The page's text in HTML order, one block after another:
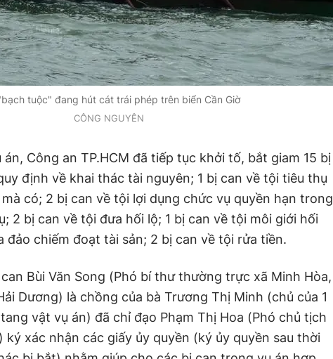
tuộc" đang hút cát trái phép trên biển Cần Giờ
CÔNG NGUYÊN
Công an TP.HCM đã tiếp tục khởi tố, bắt giam 15 bị
định về khai thác tài nguyên; 1 bị can về tội tiêu thụ
có; 2 bị can về tội lợi dụng chức vụ quyền hạn trong
2 bị can về tội đưa hối lộ; 1 bị can về tội môi giới hối
đảo chiếm đoạt tài sản; 2 bị can về tội rửa tiền.
Bùi Văn Song (Phó bí thư thường trực xã Minh Hòa,
Dương) là chồng của bà Trương Thị Minh (chủ của 1
vật vụ án) đã chỉ đạo Phạm Thị Hoa (Phó chủ tịch
ký xác nhận các giấy ủy quyền (ký ủy quyền sau thời